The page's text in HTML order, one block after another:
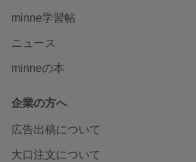
minne学習帖
ニュース
minneの本
企業の方へ
広告出稿について
大口注文について